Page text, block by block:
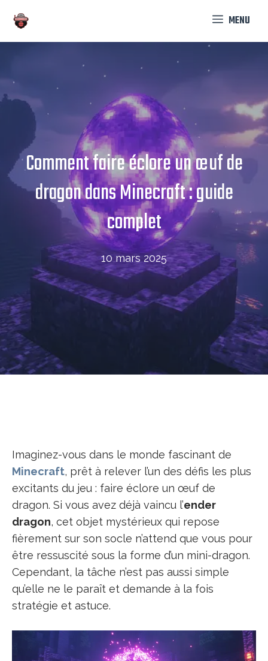
contenu
MENU
Comment faire éclore un œuf de
dragon dans Minecraft : guide
complet
10 mars 2025
Imaginez-vous dans le monde fascinant de
Minecraft, prêt à relever l’un des défis les plus
excitants du jeu : faire éclore un œuf de
dragon. Si vous avez déjà vaincu l’ender
dragon, cet objet mystérieux qui repose
fièrement sur son socle n’attend que vous pour
être ressuscité sous la forme d’un mini-dragon.
Cependant, la tâche n’est pas aussi simple
qu’elle ne le paraît et demande à la fois
stratégie et astuce.